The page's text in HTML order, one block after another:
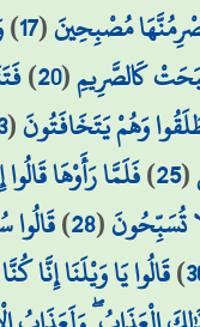
مُصْبِحِينَ(
17
)
كَالصَّرِيمِ(
20
)
وَهُمْ يَتَخَافَتُونَ(
(
25
)فَلَمَّا رَأَوْهَا
تُسَبِّحُونَ(
28
)
)قَالُوا يَا وَيْلَنَا إِنَّا